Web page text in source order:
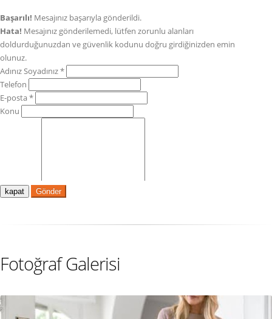
kapat Gönder
Fotoğraf Galerisi